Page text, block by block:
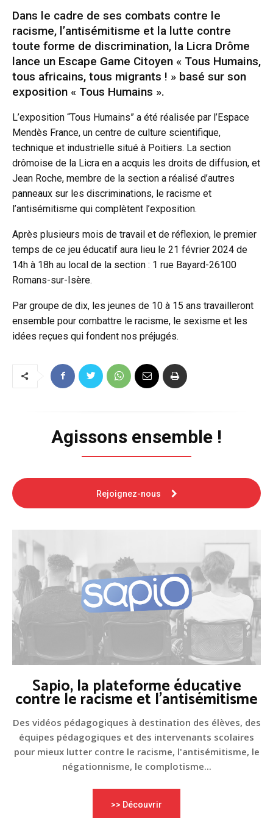
Dans le cadre de ses combats contre le
racisme, l’antisémitisme et la lutte contre
toute forme de discrimination, la Licra Drôme
lance un Escape Game Citoyen « Tous Humains,
tous africains, tous migrants ! » basé sur son
exposition « Tous Humains ».
L’exposition “Tous Humains” a été réalisée par l’Espace
Mendès France, un centre de culture scientifique,
technique et industrielle situé à Poitiers. La section
drômoise de la Licra en a acquis les droits de diffusion, et
Jean Roche, membre de la section a réalisé d’autres
panneaux sur les discriminations, le racisme et
l’antisémitisme qui complètent l’exposition.
Après plusieurs mois de travail et de réflexion, le premier
temps de ce jeu éducatif aura lieu le 21 février 2024 de
14h à 18h au local de la section : 1 rue Bayard-26100
Romans-sur-Isère.
Par groupe de dix, les jeunes de 10 à 15 ans travailleront
ensemble pour combattre le racisme, le sexisme et les
idées reçues qui fondent nos préjugés.
Agissons ensemble !
Rejoignez-nous
Sapio, la plateforme éducative
contre le racisme et l'antisémitisme
Des vidéos pédagogiques à destination des élèves, des
équipes pédagogiques et des intervenants scolaires
pour mieux lutter contre le racisme, l'antisémitisme, le
négationnisme, le complotisme...
>> Découvrir